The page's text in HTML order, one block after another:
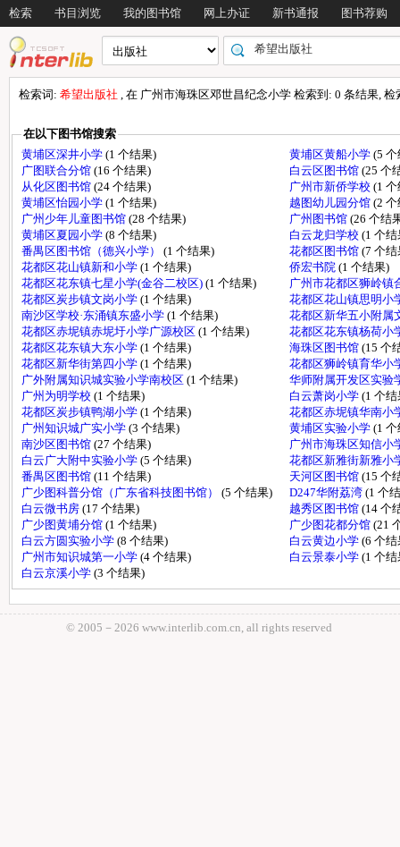
检索 书目浏览 我的图书馆 网上办证 新书通报 图书荐购
检索词: 希望出版社 , 在 广州市海珠区邓世昌纪念小学 检索到: 0 条结果, 检
在以下图书馆搜索
黄埔区深井小学 (1 个结果) 黄埔区黄船小学 (5
广图联合分馆 (16 个结果) 白云区图书馆 (25 个
从化区图书馆 (24 个结果) 广州市新侨学校 (1
黄埔区怡园小学 (1 个结果) 越图幼儿园分馆 (2
广州少年儿童图书馆 (28 个结果) 广州图书馆 (26 个结
黄埔区夏园小学 (8 个结果) 白云龙归学校 (1 个结
番禺区图书馆（德兴小学） (1 个结果) 花都区图书馆 (7 个结
花都区花山镇新和小学 (1 个结果) 侨宏书院 (1 个结果)
花都区花东镇七星小学(金谷二校区) (1 个结果)
广州市花都区狮岭镇
花都区炭步镇文岗小学 (1 个结果)
花都区花山镇思明小
南沙区学校·东涌镇东盛小学 (1 个结果)
花都区新华五小附属
花都区赤坭镇赤坭圩小学广源校区 (1 个结果)
花都区花东镇杨荷小
花都区花东镇大东小学 (1 个结果) 海珠区图书馆 (15 个
花都区新华街第四小学 (1 个结果)
花都区狮岭镇育华小
广外附属知识城实验小学南校区 (1 个结果)
华师附属开发区实验
广州为明学校 (1 个结果) 白云萧岗小学 (1 个结
花都区炭步镇鸭湖小学 (1 个结果)
花都区赤坭镇华南小
广州知识城广实小学 (3 个结果) 黄埔区实验小学 (1
南沙区图书馆 (27 个结果)
广州市海珠区知信小
白云广大附中实验小学 (5 个结果)
花都区新雅街新雅小
番禺区图书馆 (11 个结果) 天河区图书馆 (15 个
广少图科普分馆（广东省科技图书馆） (5 个结果) D247华附荔湾 (1 个
白云微书房 (17 个结果) 越秀区图书馆 (14 个
广少图黄埔分馆 (1 个结果) 广少图花都分馆 (21
白云方圆实验小学 (8 个结果) 白云黄边小学 (6 个结
广州市知识城第一小学 (4 个结果) 白云景泰小学 (1 个结
白云京溪小学 (3 个结果)
© 2005－ 2026 www.interlib.com.cn, all rights reserved